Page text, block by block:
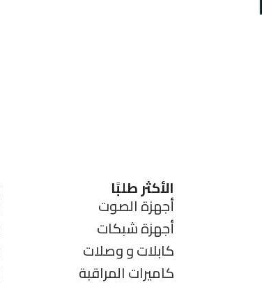
الأكثر طلبًا
أجهزة الصوت
أجهزة شبكات
كابلات و وصلات
كاميرات المراقبة